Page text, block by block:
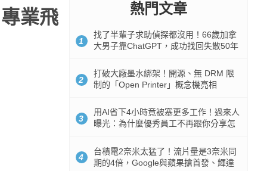
業飛 熱門文章
1
找了半輩子求助偵探都沒用！66歲加拿
大男子靠ChatGPT，成功找回失散50年
2
打破大廠墨水綁架！開源、無 DRM 限
制的「Open Printer」概念機亮相
3
用AI省下4小時竟被塞更多工作！過來人
曝光：為什麼優秀員工不再跟你分享怎
4
台積電2奈米太猛了！流片量是3奈米同
期的4倍，Google與蘋果搶首發、輝達